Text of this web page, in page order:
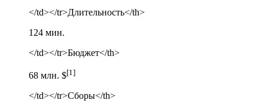
</td></tr>Длительность</th>
124 мин.
</td></tr>Бюджет</th>
68 млн. $[1]
</td></tr>Сборы</th>